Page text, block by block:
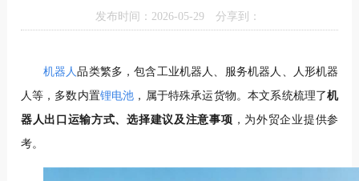
发布时间：2026-05-29 分享到：
机器人品类繁多，包含工业机器人、服务机器人、人形机器
人等，多数内置锂电池 ，属于特殊承运货物。本文系统梳理了机
器人出口运输方式、选择建议及注意事项 ，为外贸企业提供参
考。